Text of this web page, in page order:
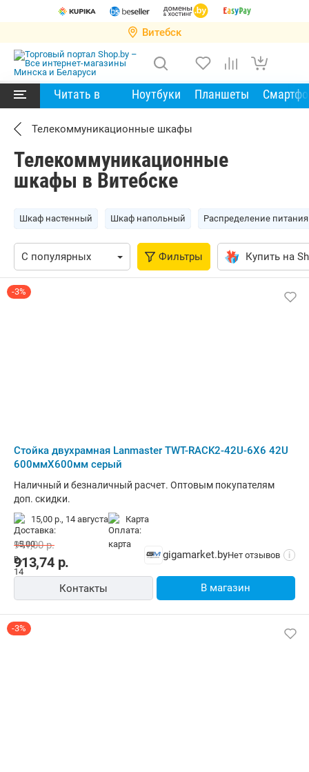
Витебск
Читать в Ноутбуки Планшеты
Телекоммуникационные шкафы
Телекоммуникационные
шкафы в Витебске
Шкаф настенный Шкаф напольный Распределение питания
Фильтры Купить на
-3%
Стойка двухрамная Lanmaster TWT-RACK2-42U-6X6 42U
600ммX600мм серый
Наличный и безналичный расчет. Оптовым покупателям
доп. скидки.
15,00 р., 14 августа карта
913,74р.
941,00р.
gigamarket.byНет отзывов i
Контакты В магазин
-3%